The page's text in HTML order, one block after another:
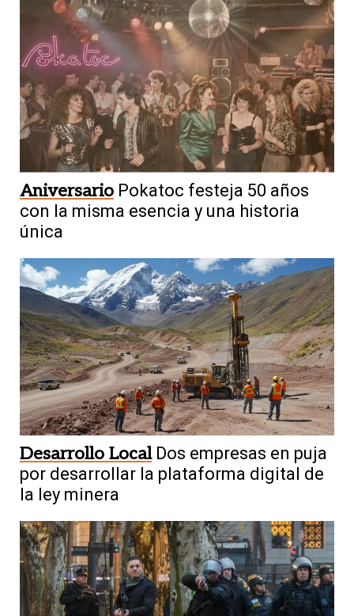
Aniversario Pokatoc festeja 50 años
con la misma esencia y una historia
única
Desarrollo Local Dos empresas en puja
por desarrollar la plataforma digital de
la ley minera